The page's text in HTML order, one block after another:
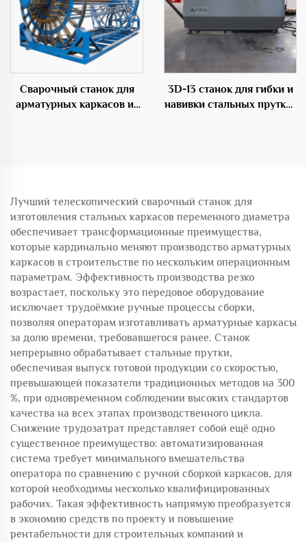
Сварочный станок для
арматурных каркасов из
3D-13 станок для гибки и
навивки стальных прутков
Лучший телескопический сварочный станок для
изготовления стальных каркасов переменного диаметра
обеспечивает трансформационные преимущества,
которые кардинально меняют производство арматурных
каркасов в строительстве по нескольким операционным
параметрам. Эффективность производства резко
возрастает, поскольку это передовое оборудование
исключает трудоёмкие ручные процессы сборки,
позволяя операторам изготавливать арматурные каркасы
за долю времени, требовавшегося ранее. Станок
непрерывно обрабатывает стальные прутки,
обеспечивая выпуск готовой продукции со скоростью,
превышающей показатели традиционных методов на 300
%, при одновременном соблюдении высоких стандартов
качества на всех этапах производственного цикла.
Снижение трудозатрат представляет собой ещё одно
существенное преимущество: автоматизированная
система требует минимального вмешательства
оператора по сравнению с ручной сборкой каркасов, для
которой необходимы несколько квалифицированных
рабочих. Такая эффективность напрямую преобразуется
в экономию средств по проекту и повышение
рентабельности для строительных компаний и